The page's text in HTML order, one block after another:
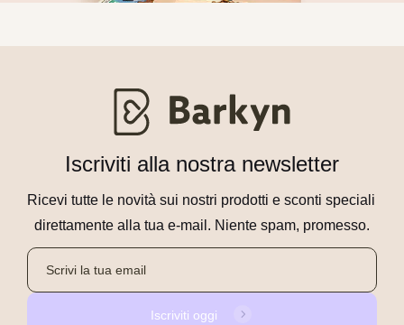
Iscriviti alla nostra newsletter
Ricevi tutte le novità sui nostri prodotti e sconti speciali
direttamente alla tua e-mail. Niente spam, promesso.
Iscriviti oggi